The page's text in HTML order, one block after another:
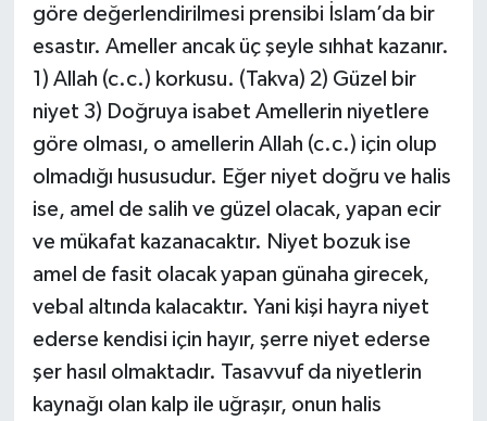
göre değerlendirilmesi prensibi İslam’da bir
esastır. Ameller ancak üç şeyle sıhhat kazanır.
1) Allah (c.c.) korkusu. (Takva) 2) Güzel bir
niyet 3) Doğruya isabet Amellerin niyetlere
göre olması, o amellerin Allah (c.c.) için olup
olmadığı hususudur. Eğer niyet doğru ve halis
ise, amel de salih ve güzel olacak, yapan ecir
ve mükafat kazanacaktır. Niyet bozuk ise
amel de fasit olacak yapan günaha girecek,
vebal altında kalacaktır. Yani kişi hayra niyet
ederse kendisi için hayır, şerre niyet ederse
şer hasıl olmaktadır. Tasavvuf da niyetlerin
kaynağı olan kalp ile uğraşır, onun halis